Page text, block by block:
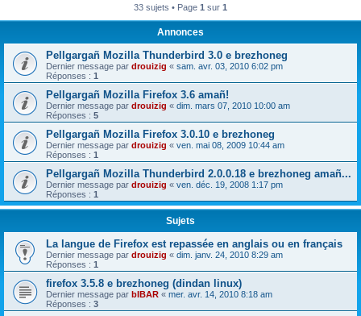
33 sujets • Page 1 sur 1
Annonces
Pellgargañ Mozilla Thunderbird 3.0 e brezhoneg
Dernier message par drouizig « sam. avr. 03, 2010 6:02 pm
Réponses : 1
Pellgargañ Mozilla Firefox 3.6 amañ!
Dernier message par drouizig « dim. mars 07, 2010 10:00 am
Réponses : 5
Pellgargañ Mozilla Firefox 3.0.10 e brezhoneg
Dernier message par drouizig « ven. mai 08, 2009 10:44 am
Réponses : 1
Pellgargañ Mozilla Thunderbird 2.0.0.18 e brezhoneg amañ...
Dernier message par drouizig « ven. déc. 19, 2008 1:17 pm
Réponses : 1
Sujets
La langue de Firefox est repassée en anglais ou en français
Dernier message par drouizig « dim. janv. 24, 2010 8:29 am
Réponses : 1
firefox 3.5.8 e brezhoneg (dindan linux)
Dernier message par bIBAR « mer. avr. 14, 2010 8:18 am
Réponses : 3